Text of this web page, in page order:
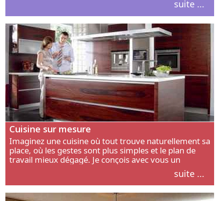
suite ...
Cuisine sur mesure
Imaginez une cuisine où tout trouve naturellement sa
place, où les gestes sont plus simples et le plan de
travail mieux dégagé. Je conçois avec vous un
aménagement adapté à votre manière de cuisiner, de
suite ...